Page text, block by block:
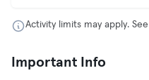
Activity limits may apply.
Important Info